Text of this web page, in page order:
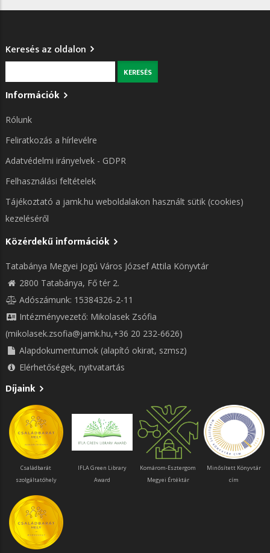
Keresés az oldalon
Információk
Rólunk
Feliratkozás a hírlevélre
Adatvédelmi irányelvek - GDPR
Felhasználási feltételek
Tájékoztató a jamk.hu weboldalakon használt sütik (cookies)
kezeléséről
Közérdekű információk
Tatabánya Megyei Jogú Város József Attila Könyvtár
2800 Tatabánya, Fő tér 2.
Adószámunk: 15384326-2-11
Intézményvezető: Mikolasek Zsófia
(mikolasek.zsofia@jamk.hu,+36 20 232-6626)
Alapdokumentumok (alapító okirat, szmsz)
Elérhetőségek, nyitvatartás
Díjaink
Családbarát
szolgáltatóhely
IFLA Green Library
Award
Komárom-Esztergom
Megyei Értéktár
Minősített Könyvtár
cím